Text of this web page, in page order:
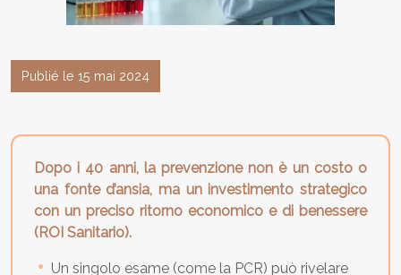
Publié le 15 mai 2024
Dopo i 40 anni, la prevenzione non è un costo o
una fonte d’ansia, ma un investimento strategico
con un preciso ritorno economico e di benessere
(ROI Sanitario).
Un singolo esame (come la PCR) può rivelare